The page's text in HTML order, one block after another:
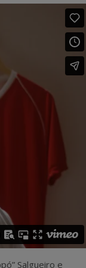
Salgueiro e